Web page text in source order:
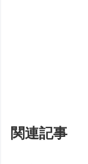
関連記事